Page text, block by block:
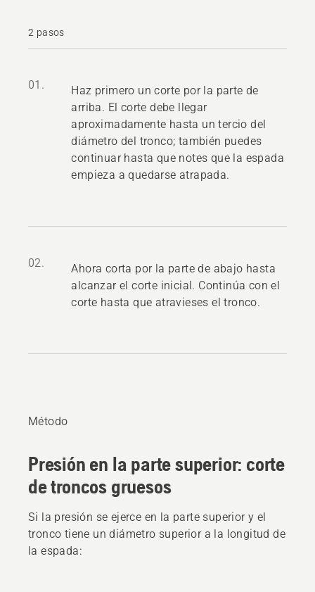
2 pasos
01.
Haz primero un corte por la parte de
arriba. El corte debe llegar
aproximadamente hasta un tercio del
diámetro del tronco; también puedes
continuar hasta que notes que la espada
empieza a quedarse atrapada.
02.
Ahora corta por la parte de abajo hasta
alcanzar el corte inicial. Continúa con el
corte hasta que atravieses el tronco.
Método
Presión en la parte superior: corte
de troncos gruesos
Si la presión se ejerce en la parte superior y el
tronco tiene un diámetro superior a la longitud de
la espada: